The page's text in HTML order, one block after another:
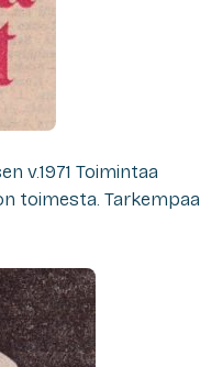
v.1971 Toimintaa
toimesta. Tarkempaa